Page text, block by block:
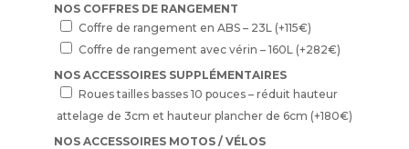
NOS COFFRES DE RANGEMENT
Coffre de rangement en ABS – 23L (+115€)
Coffre de rangement avec vérin – 160L (+282€)
NOS ACCESSOIRES SUPPLÉMENTAIRES
Roues tailles basses 10 pouces – réduit hauteur
attelage de 3cm et hauteur plancher de 6cm (+180€)
NOS ACCESSOIRES MOTOS / VÉLOS